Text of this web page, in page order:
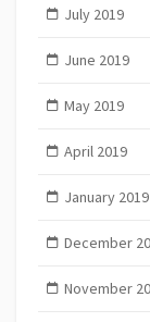
July 2019
June 2019
May 2019
April 2019
January 2019
December
November